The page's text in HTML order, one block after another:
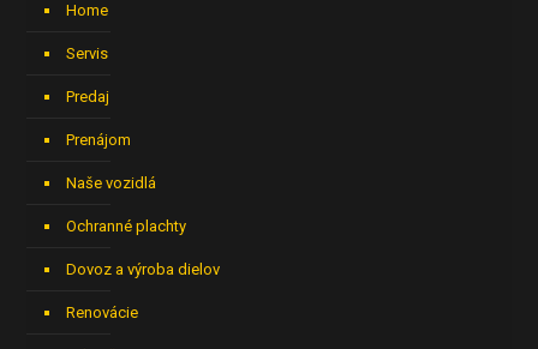
Home
Servis
Predaj
Prenájom
Naše vozidlá
Ochranné plachty
Dovoz a výroba dielov
Renovácie